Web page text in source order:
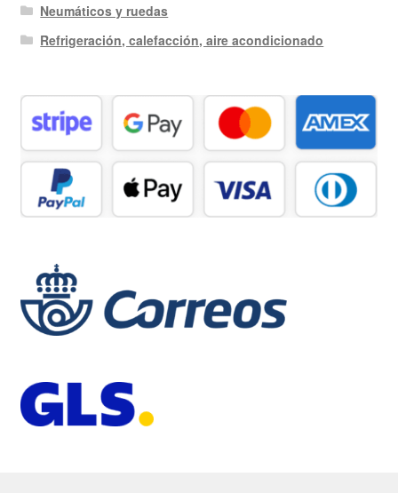
Neumáticos y ruedas
Refrigeración, calefacción, aire acondicionado